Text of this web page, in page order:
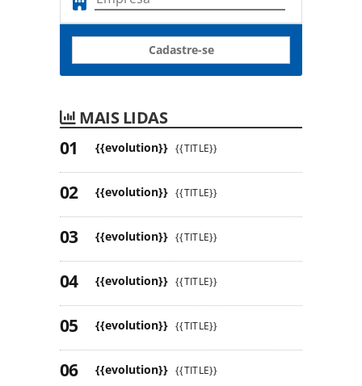
Cadastre-se
MAIS LIDAS
{{evolution}} {{TITLE}}
{{evolution}} {{TITLE}}
{{evolution}} {{TITLE}}
{{evolution}} {{TITLE}}
{{evolution}} {{TITLE}}
{{evolution}} {{TITLE}}